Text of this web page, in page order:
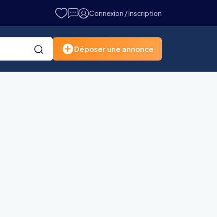
Connexion / Inscription
Déposer une annonce